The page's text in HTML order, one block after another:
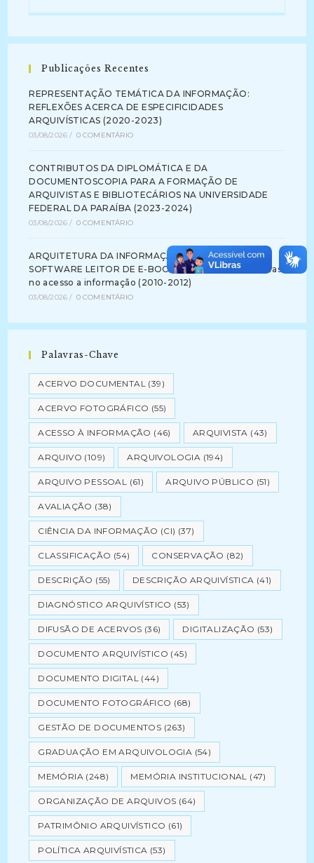
Publicações Recentes
REPRESENTAÇÃO TEMÁTICA DA INFORMAÇÃO:
REFLEXÕES ACERCA DE ESPECIFICIDADES
ARQUIVÍSTICAS (2020-2023)
03/08/2026 / 0 COMENTÁRIO
CONTRIBUTOS DA DIPLOMÁTICA E DA
DOCUMENTOSCOPIA PARA A FORMAÇÃO DE
ARQUIVISTAS E BIBLIOTECÁRIOS NA UNIVERSIDADE
FEDERAL DA PARAÍBA (2023-2024)
03/08/2026 / 0 COMENTÁRIO
ARQUITETURA DA INFORMAÇÃO NA INTERFACE DE
SOFTWARE LEITOR DE E-BOOK: identificando barreiras
no acesso a informação (2010-2012)
03/08/2026 / 0 COMENTÁRIO
Palavras-Chave
ACERVO DOCUMENTAL (39)
ACERVO FOTOGRÁFICO (55)
ACESSO À INFORMAÇÃO (46) ARQUIVISTA (43)
ARQUIVO (109) ARQUIVOLOGIA (194)
ARQUIVO PESSOAL (61) ARQUIVO PÚBLICO (51)
AVALIAÇÃO (38)
CIÊNCIA DA INFORMAÇÃO (CI) (37)
CLASSIFICAÇÃO (54) CONSERVAÇÃO (82)
DESCRIÇÃO (55) DESCRIÇÃO ARQUIVÍSTICA (41)
DIAGNÓSTICO ARQUIVÍSTICO (53)
DIFUSÃO DE ACERVOS (36) DIGITALIZAÇÃO (53)
DOCUMENTO ARQUIVÍSTICO (45)
DOCUMENTO DIGITAL (44)
DOCUMENTO FOTOGRÁFICO (68)
GESTÃO DE DOCUMENTOS (263)
GRADUAÇÃO EM ARQUIVOLOGIA (54)
MEMÓRIA (248) MEMÓRIA INSTITUCIONAL (47)
ORGANIZAÇÃO DE ARQUIVOS (64)
PATRIMÔNIO ARQUIVÍSTICO (61)
POLÍTICA ARQUIVÍSTICA (53)